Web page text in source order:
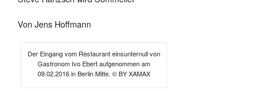
Von Jens Hoffmann
Der Eingang vom Restaurant einsunternull von
Gastronom Ivo Ebert aufgenommen am
09.02.2016 in Berlin Mitte. © BY XAMAX